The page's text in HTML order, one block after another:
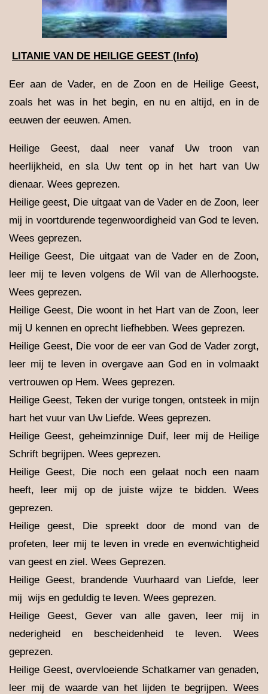
LITANIE VAN DE HEILIGE GEEST( Info)
Eer aan de Vader, en de Zoon en de Heilige Geest,
zoals het was in het begin, en nu en altijd, en in de
eeuwen der eeuwen. Amen.
Heilige Geest, daal neer vanaf Uw troon van
heerlijkheid, en sla Uw tent op in het hart van Uw
dienaar. Wees geprezen.
Heilige geest, Die uitgaat van de Vader en de Zoon, leer
mij in voortdurende tegenwoordigheid van God te leven.
Wees geprezen.
Heilige Geest, Die uitgaat van de Vader en de Zoon,
leer mij te leven volgens de Wil van de Allerhoogste.
Wees geprezen.
Heilige Geest, Die woont in het Hart van de Zoon, leer
mij U kennen en oprecht liefhebben. Wees geprezen.
Heilige Geest, Die voor de eer van God de Vader zorgt,
leer mij te leven in overgave aan God en in volmaakt
vertrouwen op Hem. Wees geprezen.
Heilige Geest, Teken der vurige tongen, ontsteek in mijn
hart het vuur van Uw Liefde. Wees geprezen.
Heilige Geest, geheimzinnige Duif, leer mij de Heilige
Schrift begrijpen. Wees geprezen.
Heilige Geest, Die noch een gelaat noch een naam
heeft, leer mij op de juiste wijze te bidden. Wees
geprezen.
Heilige geest, Die spreekt door de mond van de
profeten, leer mij te leven in vrede en evenwichtigheid
van geest en ziel. Wees Geprezen.
Heilige Geest, brandende Vuurhaard van Liefde, leer
mij wijs en geduldig te leven. Wees geprezen.
Heilige Geest, Gever van alle gaven, leer mij in
nederigheid en bescheidenheid te leven. Wees
geprezen.
Heilige Geest, overvloeiende Schatkamer van genaden,
leer mij de waarde van het lijden te begrijpen. Wees